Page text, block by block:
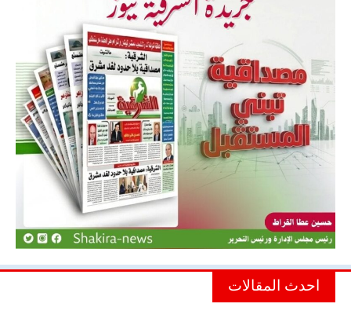
احدث المقالات